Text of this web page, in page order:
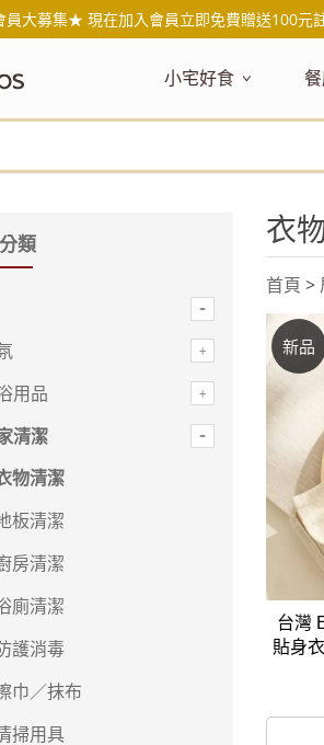
大募集★ 現在加入會員立即免費贈送100元
小宅好食
主題嚴選
生酮飲食專區
低糖低卡
健康小零嘴
國外進口食材
主
百
日
天
品
質
水
馬
保
水
鍋
首頁 >
衣
新品
台灣
貼身
類
用品
清潔
物清潔
板清潔
房清潔
廁清潔
護消毒
巾／抹布
掃用具